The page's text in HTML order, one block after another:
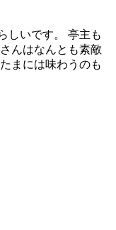
しいです。 亭主も
んはなんとも素敵
まには味わうのも